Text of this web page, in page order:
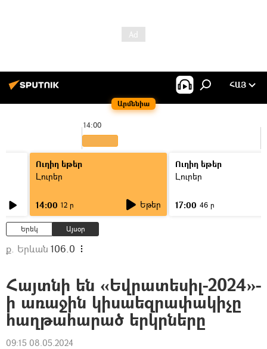
Արմենիա
ՀԱՅ
14:00
Ուղիղ եթեր
Լուրեր
14:00 12 ր Եթեր
Ուղիղ եթեր
Լուրեր
17:00 46 ր
Երեկ Այսօր
ք. Երևան 106.0
Հայտնի են «Եվրատեսիլ-2024»-
ի առաջին կիսաեզրափակիչը
հաղթահարած երկրները
09:15 08.05.2024